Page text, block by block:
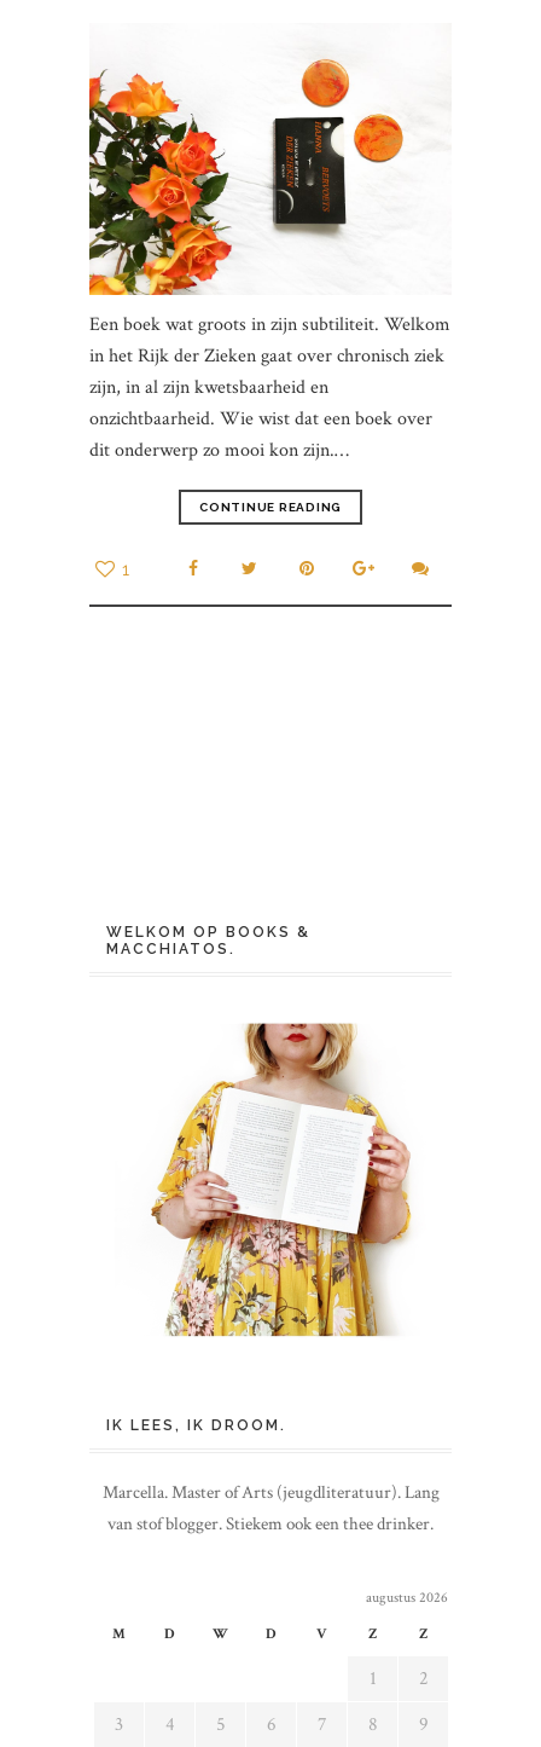
Een boek wat groots in zijn subtiliteit. Welkom
in het Rijk der Zieken gaat over chronisch ziek
zijn, in al zijn kwetsbaarheid en
onzichtbaarheid. Wie wist dat een boek over
dit onderwerp zo mooi kon zijn.…
CONTINUE READING
1
WELKOM OP BOOKS &
MACCHIATOS.
IK LEES, IK DROOM.
Marcella. Master of Arts (jeugdliteratuur). Lang
van stof blogger. Stiekem ook een thee drinker.
augustus 2026
M
D W D V Z Z
1
2
3
4 5 6 7 8 9